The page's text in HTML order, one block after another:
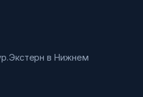
в Нижнем